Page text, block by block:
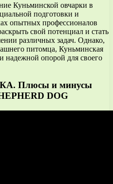
Куньминской овчарки в
подготовки и
опытных профессионалов
свой потенциал и стать
различных задач. Однако,
питомца, Куньминская
надежной опорой для своего
Плюсы и минусы
DOG